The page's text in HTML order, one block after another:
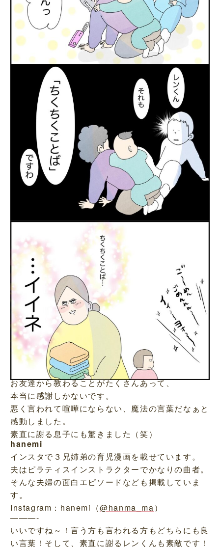
お友達から教わることがたくさんあって、
本当に感謝しかないです。
悪く言われて喧嘩にならない、魔法の言葉だなぁと
感動しました。
素直に謝る息子にも驚きました（笑）
hanemi
インスタで３兄姉弟の育児漫画を載せています。
夫はピラティスインストラクターでかなりの曲者。
そんな夫婦の面白エピソードなども掲載していま
す。
Instagram：hanemi（@hanma_ma）
———-
いいですね～！言う方も言われる方もどちらにも良
い言葉！そして、素直に謝るレンくんも素敵です！